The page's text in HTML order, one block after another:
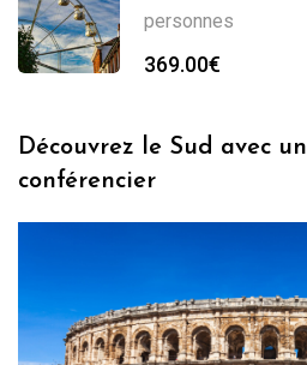
personnes
369.00€
Découvrez le Sud avec
conférencier